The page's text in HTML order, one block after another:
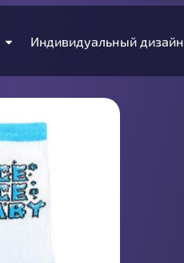
Индивидуальный дизайн